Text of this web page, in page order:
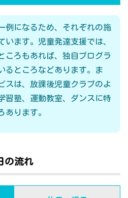
例になるため、それぞれの施
います。児童発達支援では、
ころもあれば、独自プログラ
るところなどあります。ま
スは、放課後児童クラブのよ
習塾、運動教室、ダンスに特
あります。
の流れ